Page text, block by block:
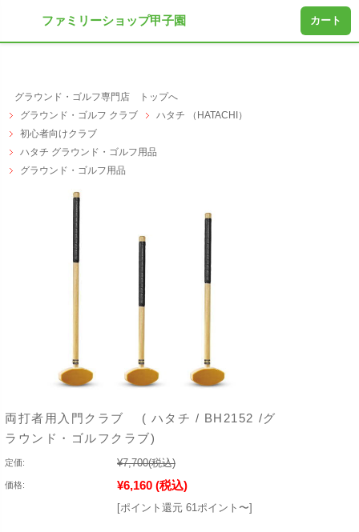
グラウンド・ゴルフ専門店 トップへ
グラウンド・ゴルフ クラブ
ハタチ （HATACHI）
初心者向けクラブ
ハタチ グラウンド・ゴルフ用品
グラウンド・ゴルフ用品
両打者用入門クラブ ( ハタチ / BH2152 /グ
ラウンド・ゴルフクラブ)
定価: ¥7,700(税込)
価格: ¥6,160 (税込)
[ポイント還元 61ポイント〜]
ファミリーショップ甲子園 カート